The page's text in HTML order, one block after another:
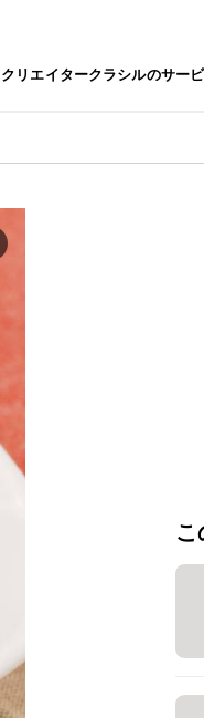
クリエイタークラシルのサー